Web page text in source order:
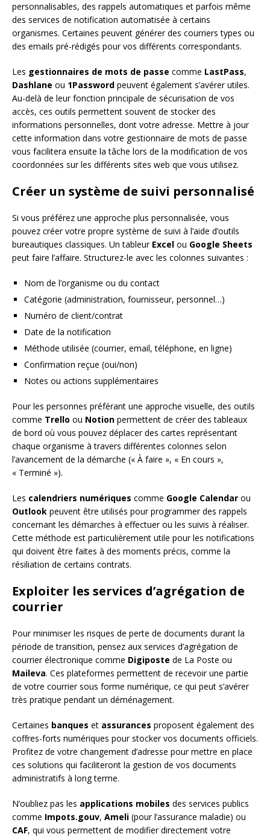
personnalisables, des rappels automatiques et parfois même
des services de notification automatisée à certains
organismes. Certaines peuvent générer des courriers types ou
des emails pré-rédigés pour vos différents correspondants.
Les gestionnaires de mots de passe comme LastPass,
Dashlane ou 1Password peuvent également s’avérer utiles.
Au-delà de leur fonction principale de sécurisation de vos
accès, ces outils permettent souvent de stocker des
informations personnelles, dont votre adresse. Mettre à jour
cette information dans votre gestionnaire de mots de passe
vous facilitera ensuite la tâche lors de la modification de vos
coordonnées sur les différents sites web que vous utilisez.
Créer un système de suivi personnalisé
Si vous préférez une approche plus personnalisée, vous
pouvez créer votre propre système de suivi à l’aide d’outils
bureautiques classiques. Un tableur Excel ou Google Sheets
peut faire l’affaire. Structurez-le avec les colonnes suivantes :
Nom de l’organisme ou du contact
Catégorie (administration, fournisseur, personnel…)
Numéro de client/contrat
Date de la notification
Méthode utilisée (courrier, email, téléphone, en ligne)
Confirmation reçue (oui/non)
Notes ou actions supplémentaires
Pour les personnes préférant une approche visuelle, des outils
comme Trello ou Notion permettent de créer des tableaux
de bord où vous pouvez déplacer des cartes représentant
chaque organisme à travers différentes colonnes selon
l’avancement de la démarche (« À faire », « En cours »,
« Terminé »).
Les calendriers numériques comme Google Calendar ou
Outlook peuvent être utilisés pour programmer des rappels
concernant les démarches à effectuer ou les suivis à réaliser.
Cette méthode est particulièrement utile pour les notifications
qui doivent être faites à des moments précis, comme la
résiliation de certains contrats.
Exploiter les services d’agrégation de
courrier
Pour minimiser les risques de perte de documents durant la
période de transition, pensez aux services d’agrégation de
courrier électronique comme Digiposte de La Poste ou
Maileva. Ces plateformes permettent de recevoir une partie
de votre courrier sous forme numérique, ce qui peut s’avérer
très pratique pendant un déménagement.
Certaines banques et assurances proposent également des
coffres-forts numériques pour stocker vos documents officiels.
Profitez de votre changement d’adresse pour mettre en place
ces solutions qui faciliteront la gestion de vos documents
administratifs à long terme.
N’oubliez pas les applications mobiles des services publics
comme Impots.gouv, Ameli (pour l’assurance maladie) ou
CAF, qui vous permettent de modifier directement votre